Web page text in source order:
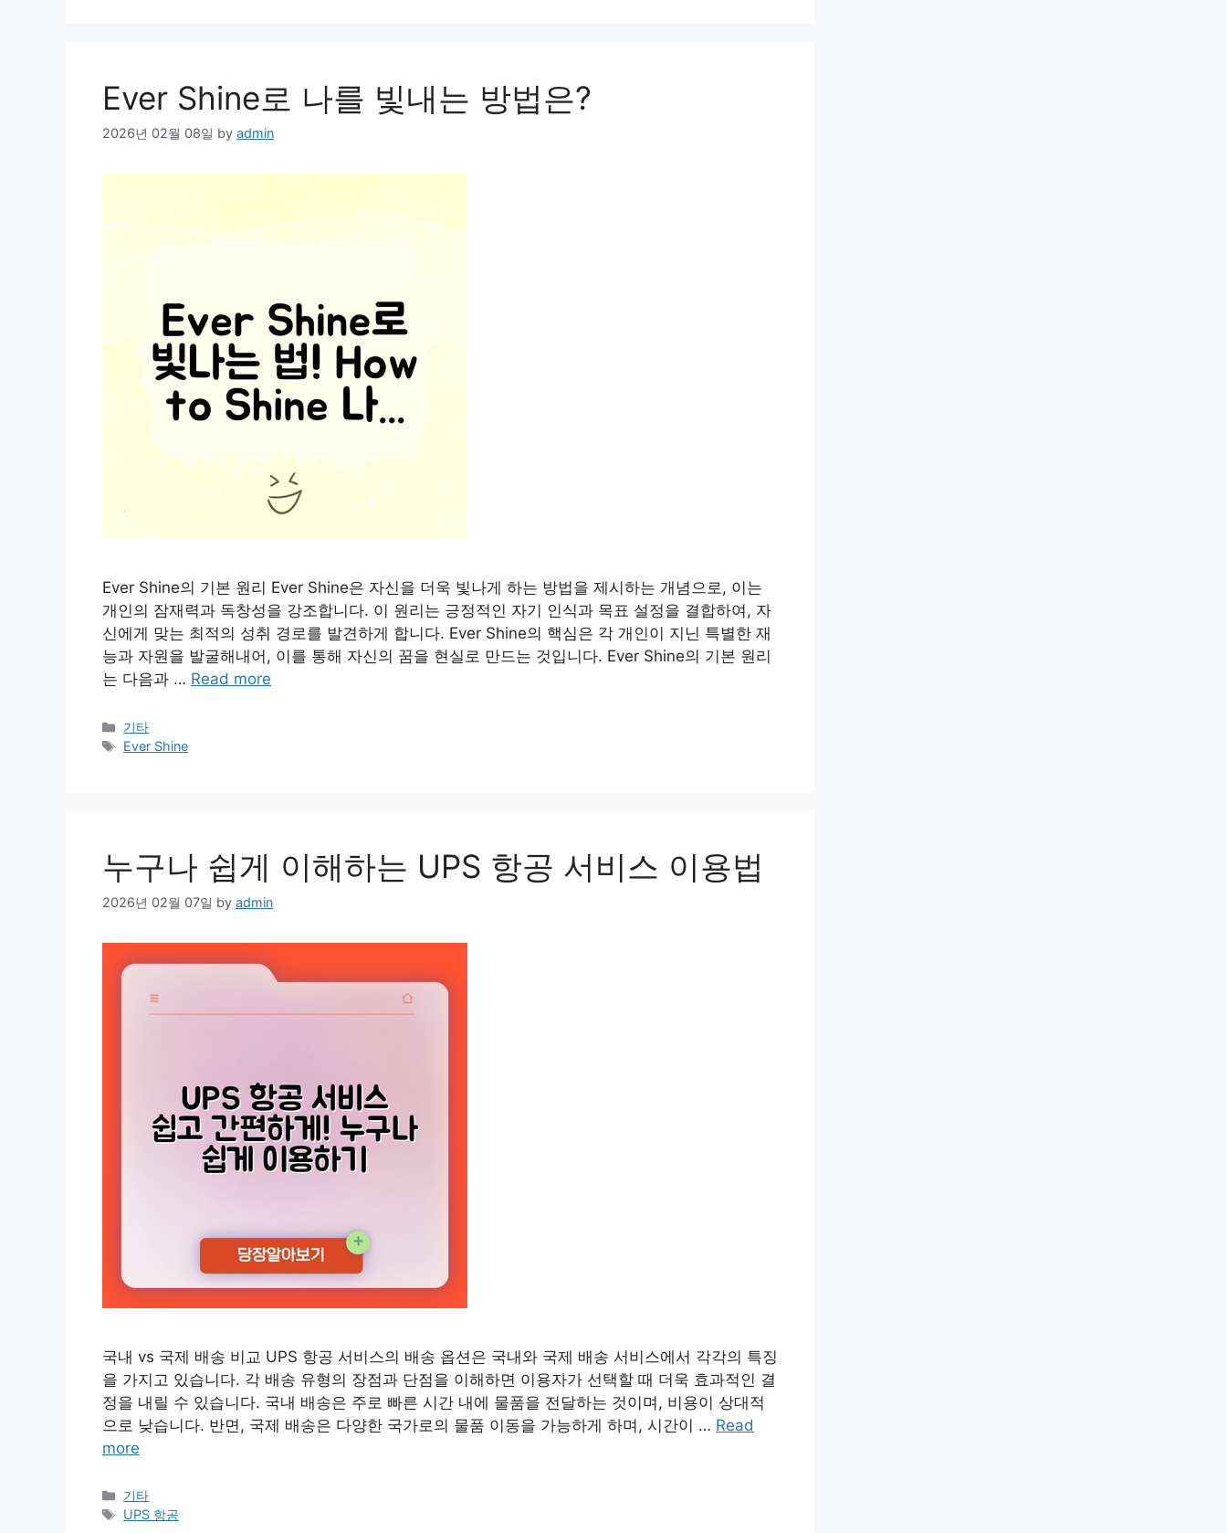
Ever Shine로 나를 빛내는 방법은?
2026년 02월 08일 by admin
Ever Shine의 기본 원리 Ever Shine은 자신을 더욱 빛나게 하는 방법을 제시하는 개념으로, 이는
개인의 잠재력과 독창성을 강조합니다. 이 원리는 긍정적인 자기 인식과 목표 설정을 결합하여, 자
신에게 맞는 최적의 성취 경로를 발견하게 합니다. Ever Shine의 핵심은 각 개인이 지닌 특별한 재
능과 자원을 발굴해내어, 이를 통해 자신의 꿈을 현실로 만드는 것입니다. Ever Shine의 기본 원리
는 다음과 … Read more
Categories
기타
Tags
Ever Shine
누구나 쉽게 이해하는 UPS 항공 서비스 이용법
2026년 02월 07일 by admin
국내 vs 국제 배송 비교 UPS 항공 서비스의 배송 옵션은 국내와 국제 배송 서비스에서 각각의 특징
을 가지고 있습니다. 각 배송 유형의 장점과 단점을 이해하면 이용자가 선택할 때 더욱 효과적인 결
정을 내릴 수 있습니다. 국내 배송은 주로 빠른 시간 내에 물품을 전달하는 것이며, 비용이 상대적
으로 낮습니다. 반면, 국제 배송은 다양한 국가로의 물품 이동을 가능하게 하며, 시간이 … Read
more
Categories
기타
Tags
UPS 항공